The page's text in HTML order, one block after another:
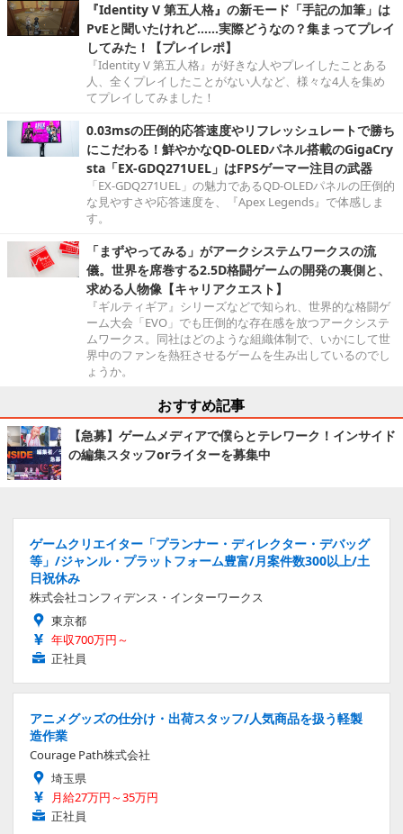
『Identity V 第五人格』の新モード「手記の加筆」は
PvEと聞いたけれど……実際どうなの？集まってプレイ
してみた！【プレイレポ】
『Identity V 第五人格』が好きな人やプレイしたことある
人、全くプレイしたことがない人など、様々な4人を集め
てプレイしてみました！
0.03msの圧倒的応答速度やリフレッシュレートで勝ち
にこだわる！鮮やかなQD-OLEDパネル搭載のGigaCry
sta「EX-GDQ271UEL」はFPSゲーマー注目の武器
「EX-GDQ271UEL」の魅力であるQD-OLEDパネルの圧倒的
な見やすさや応答速度を、『Apex Legends』で体感しま
す。
「まずやってみる」がアークシステムワークスの流
儀。世界を席巻する2.5D格闘ゲームの開発の裏側と、
求める人物像【キャリアクエスト】
『ギルティギア』シリーズなどで知られ、世界的な格闘ゲ
ーム大会「EVO」でも圧倒的な存在感を放つアークシステ
ムワークス。同社はどのような組織体制で、いかにして世
界中のファンを熱狂させるゲームを生み出しているのでし
ょうか。
おすすめ記事
【急募】ゲームメディアで僕らとテレワーク！インサイド
の編集スタッフorライターを募集中
ゲームクリエイター「プランナー・ディレクター・デバッグ
等」/ジャンル・プラットフォーム豊富/月案件数300以上/土
日祝休み
株式会社コンフィデンス・インターワークス
東京都
年収700万円～
正社員
アニメグッズの仕分け・出荷スタッフ/人気商品を扱う軽製
造作業
Courage Path株式会社
埼玉県
月給27万円～35万円
正社員